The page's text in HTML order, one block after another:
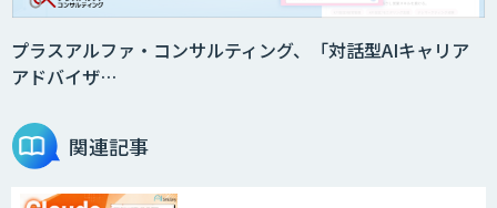
プラスアルファ・コンサルティング、「対話型AIキャリア
アドバイザ…
関連記事